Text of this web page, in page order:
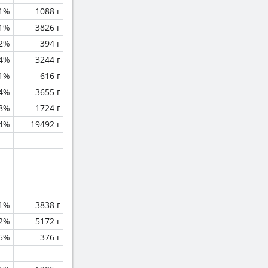
1088 г
3826 г
394 г
3244 г
616 г
3655 г
1724 г
19492 г
3838 г
5172 г
376 г